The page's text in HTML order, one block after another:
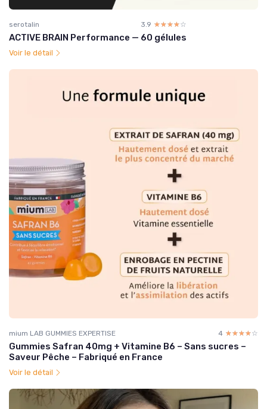
serotalin 3.9 ☆☆☆☆☆
★★★★★
ACTIVE BRAIN Performance — 60 gélules
Voir le détail
mium LAB GUMMIES EXPERTISE 4 ☆☆☆☆☆
★★★★★
Gummies Safran 40mg + Vitamine B6 – Sans sucres –
Saveur Pêche – Fabriqué en France
Voir le détail